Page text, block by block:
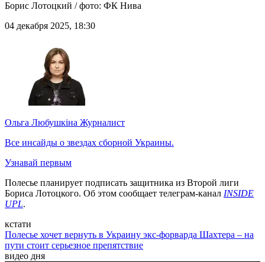
Борис Лотоцкий / фото: ФК Нива
04 декабря 2025, 18:30
Ольга Любушкіна Журналист
Все инсайды о звездах сборной Украины.
Узнавай первым
Полесье планирует подписать защитника из Второй лиги
Бориса Лотоцкого. Об этом сообщает телеграм-канал INSIDE
UPL.
кстати
Полесье хочет вернуть в Украину экс-форварда Шахтера – на
пути стоит серьезное препятствие
видео дня